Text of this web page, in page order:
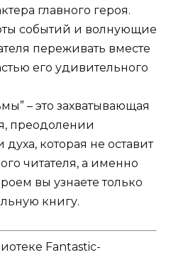
главного героя.
событий и волнующие
переживать вместе
его удивительного
– это захватывающая
преодолении
которая не оставит
читателя, а именно
вы узнаете только
книгу.
Fantastic-